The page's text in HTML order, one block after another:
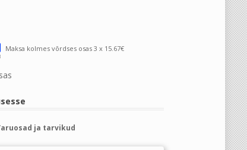
Maksa kolmes võrdses osas 3 x 15.67€
ja tarvikud